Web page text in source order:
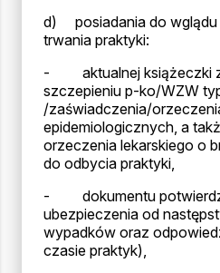
d) posiadania do wglądu
trwania praktyki:
- aktualnej książeczki z
szczepieniu p-ko/WZW
/zaświadczenia/
epidemiologicznych, a
orzeczenia lekarskiego o
do odbycia praktyki,
- dokumentu
ubezpieczenia od
wypadków oraz
czasie praktyk),